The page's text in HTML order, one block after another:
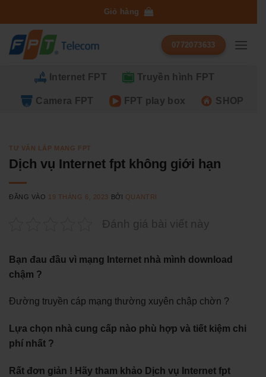
qua
dung
Giỏ hàng
0772073633
Internet FPT Truyền hình FPT
Camera FPT FPT play box SHOP
TƯ VẤN LẮP MẠNG FPT
Dịch vụ Internet fpt không giới hạn
ĐĂNG VÀO 19 THÁNG 6, 2023 BỞI QUANTRI
Đánh giá bài viết này
Bạn đau đầu vì mạng Internet nhà mình download
chậm ?
Đường truyền cáp mạng thường xuyên chập chờn ?
Lựa chọn nhà cung cấp nào phù hợp và tiết kiệm chi
phí nhất ?
Rất đơn giản ! Hãy tham khảo Dịch vụ Internet fpt